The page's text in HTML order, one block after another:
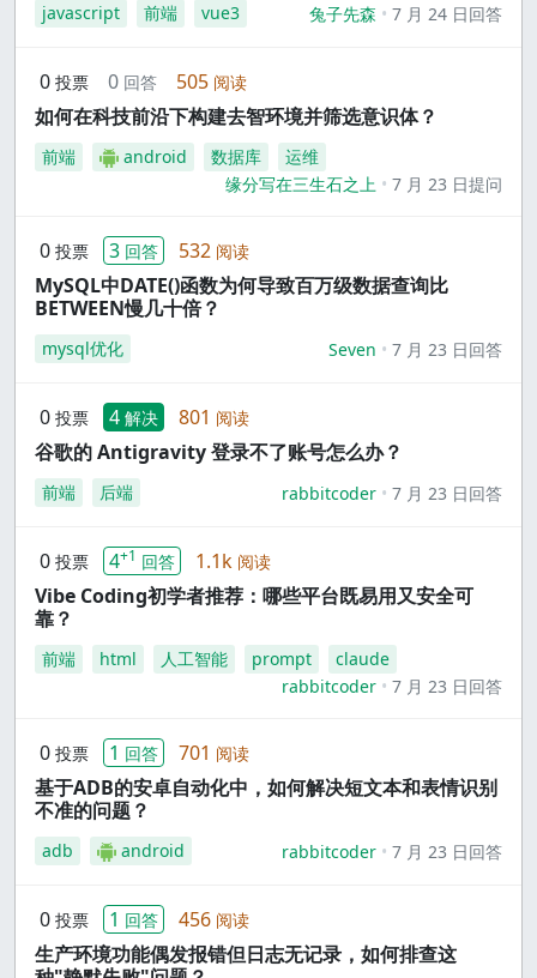
javascript 前端 vue3 兔子先森 7 月 24 日回答
0 投票 0 回答 505 阅读
如何在科技前沿下构建去智环境并筛选意识体？
前端 android 数据库
运维
缘分写在三生石之上
7 月 23 日提问
0 投票 3 回答 532 阅读
MySQL中DATE()函数为何导致百万级数据查询比
BETWEEN慢几十倍？
mysql优化 Seven 7 月 23 日回答
0 投票 4 解决 801 阅读
谷歌的 Antigravity 登录不了账号怎么办？
前端 后端 rabbitcoder 7 月 23 日回答
0 投票 4+1 回答 1.1k 阅读
Vibe Coding初学者推荐：哪些平台既易用又安全可
靠？
前端 html 人工智能 prompt
claude
rabbitcoder
7 月 23 日回答
0 投票 1 回答 701 阅读
基于ADB的安卓自动化中，如何解决短文本和表情识别
不准的问题？
adb android rabbitcoder 7 月 23 日回答
0 投票 1 回答 456 阅读
生产环境功能偶发报错但日志无记录，如何排查这